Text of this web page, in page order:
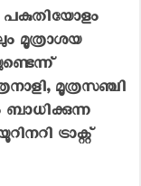
പകുതിയോളം
മൂത്രാശയ
മൂത്രസഞ്ചി
ട്രാക്റ്റ്